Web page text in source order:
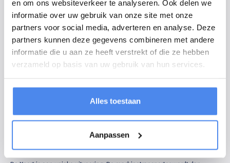
en om ons websiteverkeer te analyseren. Ook delen we
informatie over uw gebruik van onze site met onze
partners voor social media, adverteren en analyse. Deze
partners kunnen deze gegevens combineren met andere
informatie die u aan ze heeft verstrekt of die ze hebben
verzameld op basis van uw gebruik van hun services.
Alles toestaan
Aanpassen
u vrijwel elke machine eenvoudig op- en af de aanhangwagen rijden. De
laadvloer is van multiplex, maar u heeft ook de keuze voor een aluminium
laadvloer tegen een meerprijs. De bindhaken zijn verzonken en
geïntegreerd in de laadvloer.
Daarnaast is de aanhangwagen standaard voorzien LED verlichting en
verhoogde baksteun op de dissel. De dissel kan op 2 verschillende
hoogtes gemonteerd worden en de vering van de oprijklep is verstelbaar.
Bij de Henra machinetransporter kunt u ook kiezen uit de Xpert uitvoering.